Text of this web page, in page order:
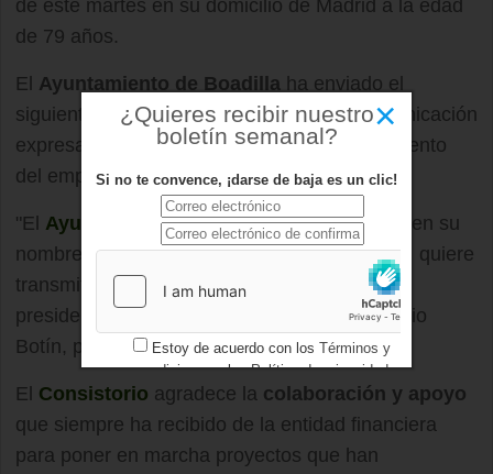
de este martes en su domicilio de Madrid a la edad
de 79 años.
El Ayuntamiento de Boadilla ha enviado el
siguiente comunicado a los medios de comunicación
expresando sus condolencias por el fallecimiento
del empresario:
"El Ayuntamiento de Boadilla del Monte
, y en su
nombre el alcalde,Antonio González Terol , quiere
transmitir sus condolencias a la familia del
presidente del
, D. Emilio
Botín, por su inesperado fallecimiento.
El Consistorio agradece la colaboración y apoyo
que siempre ha recibido de la entidad financiera
para poner en marcha proyectos que han
×
¿Quieres recibir nuestro
boletín semanal?
Si no te convence, ¡darse de baja es un clic!
Estoy de acuerdo con los Términos y
condicionesy losPolítica de privacidad